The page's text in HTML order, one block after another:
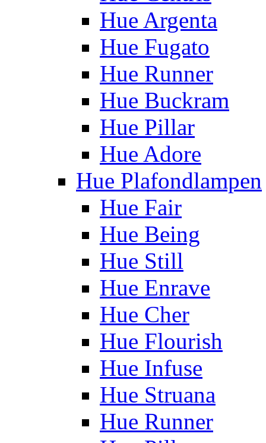
Hue Argenta
Hue Fugato
Hue Runner
Hue Buckram
Hue Pillar
Hue Adore
Hue Plafondlampen
Hue Fair
Hue Being
Hue Still
Hue Enrave
Hue Cher
Hue Flourish
Hue Infuse
Hue Struana
Hue Runner